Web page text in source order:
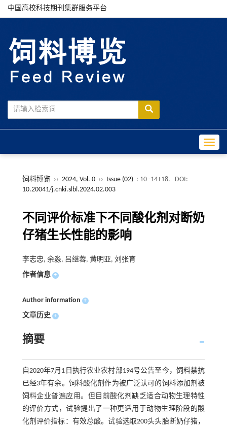
中国高校科技期刊集群服务平台
饲料博览 ›› 2024, Vol. 0 ›› Issue (02) : 10 -14+18.
DOI:
10.20041/j.cnki.slbl.2024.02.003
不同评价标准下不同酸化剂对断奶
仔猪生长性能的影响
李志忠, 余淼, 吕继蓉, 黄明亚, 刘张育
作者信息 +
Author information +
文章历史 +
摘要
自2020年7月1日执行农业农村部194号公告至今，饲料禁抗
已经3年有余。饲料酸化剂作为被广泛认可的饲料添加剂被
饲料企业普遍应用。但目前酸化剂缺乏适合动物生理特性
的评价方式，试验提出了一种更适用于动物生理阶段的酸
化剂评价指标：有效总酸。试验选取200头头胎断奶仔猪，